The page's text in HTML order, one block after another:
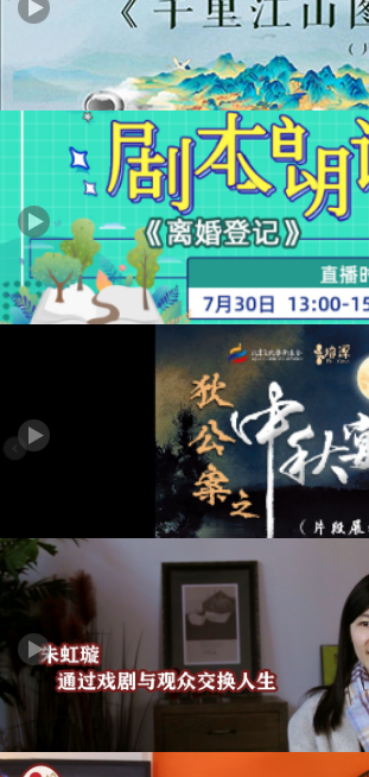
培源一期《千里江山图》《无名》导师公开课
培源一期孵化作品《离婚登记》专家研讨
培源一期孵化作品《狄公案之中秋宴》专家论坛